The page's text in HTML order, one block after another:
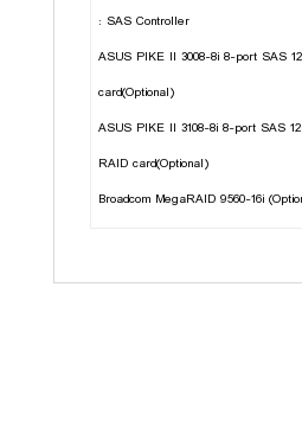
SAS Controller :
ASUS PIKE II 3008-8i 8-port SAS
card(Optional)
ASUS PIKE II 3108-8i 8-port SAS
RAID card(Optional)
Broadcom MegaRAID 9560-16i